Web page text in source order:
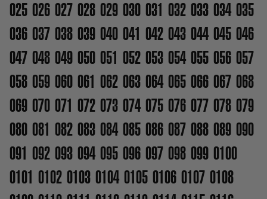
025 026 027 028 029 030 031 032 033 034 035
036 037 038 039 040 041 042 043 044 045 046
047 048 049 050 051 052 053 054 055 056 057
058 059 060 061 062 063 064 065 066 067 068
069 070 071 072 073 074 075 076 077 078 079
080 081 082 083 084 085 086 087 088 089 090
091 092 093 094 095 096 097 098 099 0100
0101 0102 0103 0104 0105 0106 0107 0108